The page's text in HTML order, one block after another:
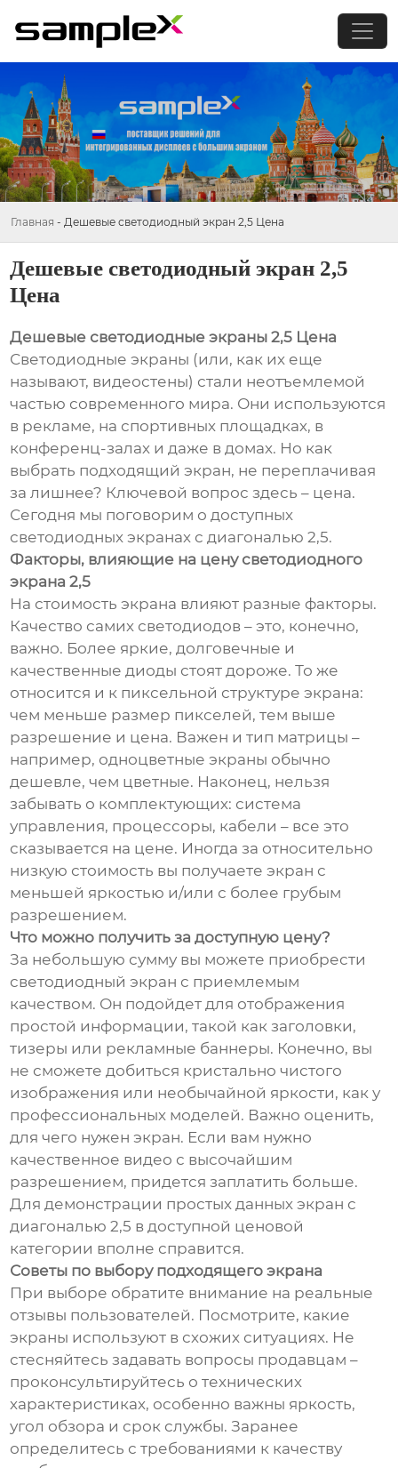
Главная - Дешевые светодиодный экран 2,5 Цена
Дешевые светодиодный экран 2,5
Цена
Дешевые светодиодные экраны 2,5 Цена
Светодиодные экраны (или, как их еще
называют, видеостены) стали неотъемлемой
частью современного мира. Они используются
в рекламе, на спортивных площадках, в
конференц-залах и даже в домах. Но как
выбрать подходящий экран, не переплачивая
за лишнее? Ключевой вопрос здесь – цена.
Сегодня мы поговорим о доступных
светодиодных экранах с диагональю 2,5.
Факторы, влияющие на цену светодиодного
экрана 2,5
На стоимость экрана влияют разные факторы.
Качество самих светодиодов – это, конечно,
важно. Более яркие, долговечные и
качественные диоды стоят дороже. То же
относится и к пиксельной структуре экрана:
чем меньше размер пикселей, тем выше
разрешение и цена. Важен и тип матрицы –
например, одноцветные экраны обычно
дешевле, чем цветные. Наконец, нельзя
забывать о комплектующих: система
управления, процессоры, кабели – все это
сказывается на цене. Иногда за относительно
низкую стоимость вы получаете экран с
меньшей яркостью и/или с более грубым
разрешением.
Что можно получить за доступную цену?
За небольшую сумму вы можете приобрести
светодиодный экран с приемлемым
качеством. Он подойдет для отображения
простой информации, такой как заголовки,
тизеры или рекламные баннеры. Конечно, вы
не сможете добиться кристально чистого
изображения или необычайной яркости, как у
профессиональных моделей. Важно оценить,
для чего нужен экран. Если вам нужно
качественное видео с высочайшим
разрешением, придется заплатить больше.
Для демонстрации простых данных экран с
диагональю 2,5 в доступной ценовой
категории вполне справится.
Советы по выбору подходящего экрана
При выборе обратите внимание на реальные
отзывы пользователей. Посмотрите, какие
экраны используют в схожих ситуациях. Не
стесняйтесь задавать вопросы продавцам –
проконсультируйтесь о технических
характеристиках, особенно важны яркость,
угол обзора и срок службы. Заранее
определитесь с требованиями к качеству